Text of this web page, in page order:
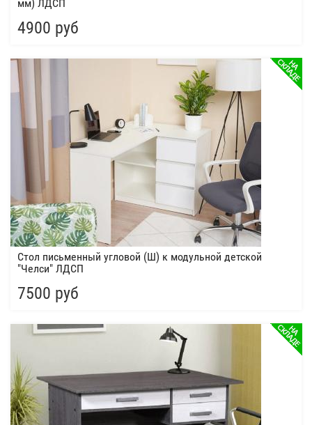
мм) ЛДСП
4900 руб
Стол письменный угловой (Ш) к модульной детской
"Челси" ЛДСП
7500 руб